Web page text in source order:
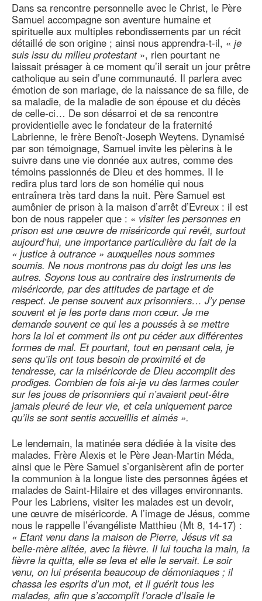
Dans sa rencontre personnelle avec le Christ, le Père
Samuel accompagne son aventure humaine et
spirituelle aux multiples rebondissements par un récit
détaillé de son origine ; ainsi nous apprendra-t-il, « je
suis issu du milieu protestant», rien pourtant ne
laissait présager à ce moment qu’il serait un jour prêtre
catholique au sein d’une communauté. Il parlera avec
émotion de son mariage, de la naissance de sa fille, de
sa maladie, de la maladie de son épouse et du décès
de celle-ci… De son désarroi et de sa rencontre
providentielle avec le fondateur de la fraternité
Labrienne, le frère Benoît-Joseph Weytens. Dynamisé
par son témoignage, Samuel invite les pèlerins à le
suivre dans une vie donnée aux autres, comme des
témoins passionnés de Dieu et des hommes. Il le
redira plus tard lors de son homélie qui nous
entraînera très tard dans la nuit. Père Samuel est
aumônier de prison à la maison d’arrêt d’Evreux : il est
bon de nous rappeler que : « visiter les personnes en
prison est une œuvre de miséricorde qui revêt, surtout
aujourd’hui, une importance particulière du fait de la
« justice à outrance » auxquelles nous sommes
soumis. Ne nous montrons pas du doigt les uns les
autres. Soyons tous au contraire des instruments de
miséricorde, par des attitudes de partage et de
respect. Je pense souvent aux prisonniers… J’y pense
souvent et je les porte dans mon cœur. Je me
demande souvent ce qui les a poussés à se mettre
hors la loi et comment ils ont pu céder aux différentes
formes de mal. Et pourtant, tout en pensant cela, je
sens qu’ils ont tous besoin de proximité et de
tendresse, car la miséricorde de Dieu accomplit des
prodiges. Combien de fois ai-je vu des larmes couler
sur les joues de prisonniers qui n’avaient peut-être
jamais pleuré de leur vie, et cela uniquement parce
qu’ils se sont sentis accueillis et aimés ».
Le lendemain, la matinée sera dédiée à la visite des
malades. Frère Alexis et le Père Jean-Martin Méda,
ainsi que le Père Samuel s’organisèrent afin de porter
la communion à la longue liste des personnes âgées et
malades de Saint-Hilaire et des villages environnants.
Pour les Labriens, visiter les malades est un devoir,
une œuvre de miséricorde. A l’image de Jésus, comme
nous le rappelle l’évangéliste Matthieu (Mt 8, 14-17) :
« Etant venu dans la maison de Pierre, Jésus vit sa
belle-mère alitée, avec la fièvre. Il lui toucha la main, la
fièvre la quitta, elle se leva et elle le servait. Le soir
venu, on lui présenta beaucoup de démoniaques ; il
chassa les esprits d’un mot, et il guérit tous les
malades, afin que s’accomplît l’oracle d’Isaïe le